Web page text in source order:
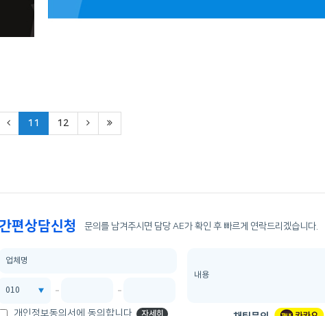
11 12
간편상담신청 문의를 남겨주시면 담당 AE가 확인 후 빠르게 연락드리겠습니다.
개인정보동의서에 동의합니다. 자세히